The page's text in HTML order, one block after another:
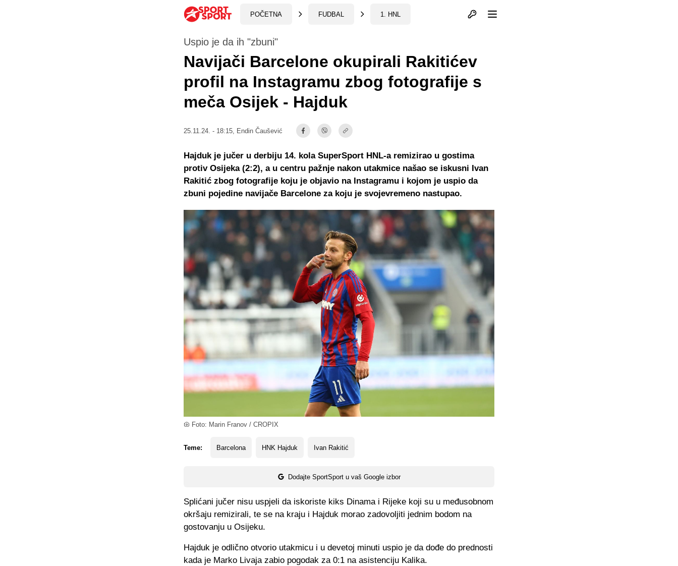
POČETNA FUDBAL 1. HNL Otvori profil
Foto: Marin Franov / CROPIX
Uspio je da ih "zbuni"
Navijači Barcelone okupirali Rakitićev
profil na Instagramu zbog fotografije s
meča Osijek - Hajduk
25.11.24. - 18:15, Endin Čaušević
Teme: Barcelona HNK Hajduk Ivan Rakitić
Dodajte SportSport u vaš Google izbor
Hajduk je jučer u derbiju 14. kola SuperSport HNL-a remizirao u gostima
protiv Osijeka (2:2), a u centru pažnje nakon utakmice našao se iskusni Ivan
Rakitić zbog fotografije koju je objavio na Instagramu i kojom je uspio da
zbuni pojedine navijače Barcelone za koju je svojevremeno nastupao.
Splićani jučer nisu uspjeli da iskoriste kiks Dinama i Rijeke koji su u međusobnom
okršaju remizirali, te se na kraju i Hajduk morao zadovoljiti jednim bodom na
gostovanju u Osijeku.
Hajduk je odlično otvorio utakmicu i u devetoj minuti uspio je da dođe do prednosti
kada je Marko Livaja zabio pogodak za 0:1 na asistenciju Kalika.